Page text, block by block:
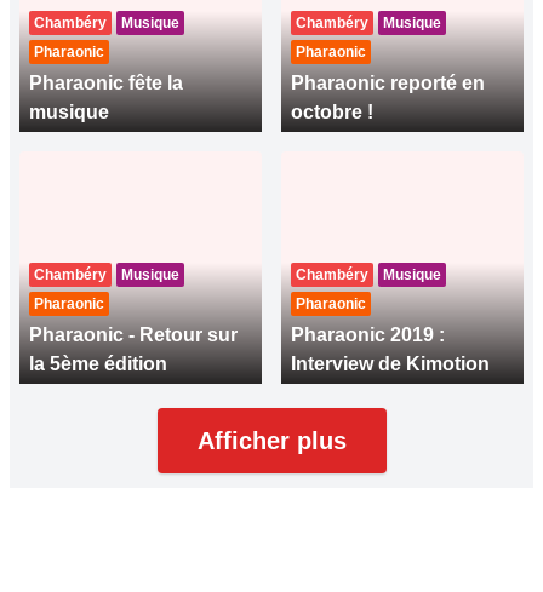
Chambéry
Musique
Pharaonic
Pharaonic fête la
musique
Chambéry
Musique
Pharaonic
Pharaonic reporté en
octobre !
Chambéry
Musique
Pharaonic
Pharaonic - Retour sur
la 5ème édition
Chambéry
Musique
Pharaonic
Pharaonic 2019 :
Interview de Kimotion
Afficher plus